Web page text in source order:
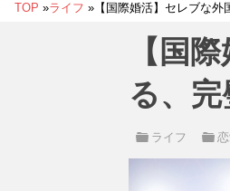
TOP »ライフ » 【国際婚活】セレブな
【国
る、
ライフ